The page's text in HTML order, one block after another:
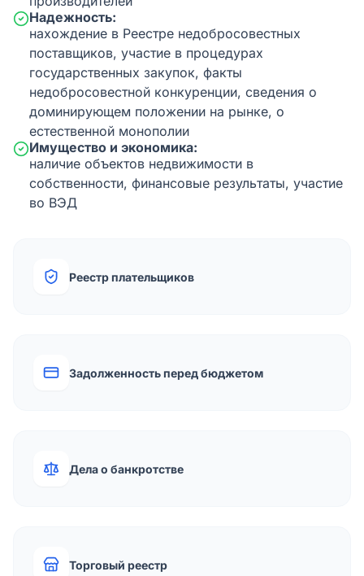
Надежность:
нахождение в Реестре недобросовестных
поставщиков, участие в процедурах
государственных закупок, факты
недобросовестной конкуренции, сведения о
доминирующем положении на рынке, о
естественной монополии
Имущество и экономика:
наличие объектов недвижимости в
собственности, финансовые результаты, участие
во ВЭД
Реестр плательщиков
Задолженность перед бюджетом
Дела о банкротстве
Торговый реестр